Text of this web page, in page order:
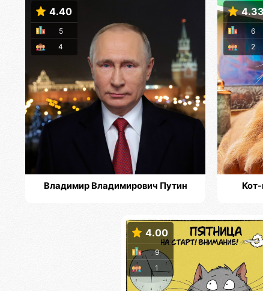
4.40
4
5
Владимир Владимирович Путин
2
6
4.00
1
9